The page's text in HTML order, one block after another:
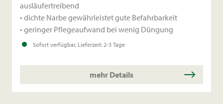
ausläufertreibend
• dichte Narbe gewährleistet gute Befahrbarkeit
• geringer Pflegeaufwand bei wenig Düngung
Sofort verfügbar, Lieferzeit: 2-3 Tage
mehr Details